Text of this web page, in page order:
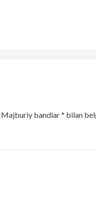
Majburiy bandlar* bilan